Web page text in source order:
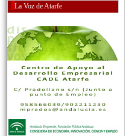
La Voz de Atarfe